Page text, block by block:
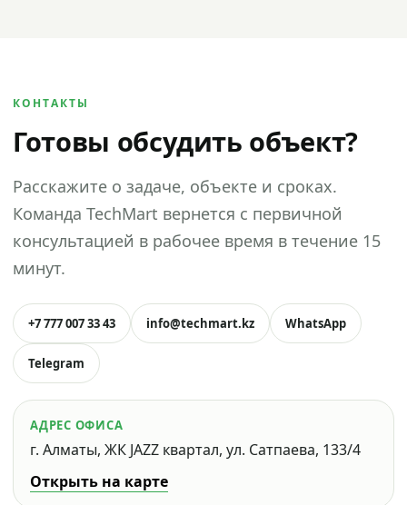
КОНТАКТЫ
Готовы обсудить объект?
Расскажите о задаче, объекте и сроках.
Команда TechMart вернется с первичной
консультацией в рабочее время в течение 15
минут.
+7 777 007 33 43 info@techmart.kz WhatsApp
Telegram
АДРЕС ОФИСА
г. Алматы, ЖК JAZZ квартал, ул. Сатпаева, 133/4
Открыть на карте